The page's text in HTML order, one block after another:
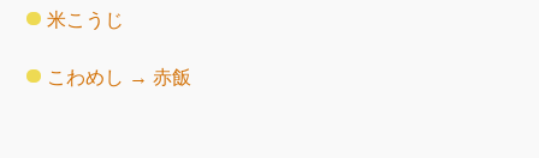
米こうじ
こわめし → 赤飯